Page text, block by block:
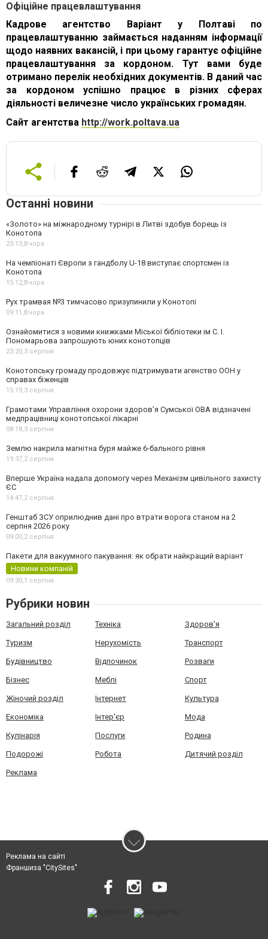
Офіційне працевлаштування
Кадрове агентство Варіант у Полтаві по
працевлаштуванню займається наданням інформації
щодо наявних вакансій, і при цьому гарантує офіційне
працевлаштування за кордоном. Тут вами буде
отримано перелік необхідних документів. В даний час
за кордоном успішно працює в різних сферах
діяльності величезне число українських громадян.
Сайт агентства http://work.poltava.ua
Останні новини
«Золото» на міжнародному турнірі в Литві здобув борець із
Конотопа
23:13,Вчора
На чемпіонаті Європи з гандболу U-18 виступає спортсмен із
Конотопа
15:12,Вчора
Рух трамвая №3 тимчасово призупинили у Конотопі
09:11,Вчора
Ознайомитися з новими книжками Міської бібліотеки ім С. І.
Пономарьова запрошують юних конотопців
23:20,3 серпня
Конотопську громаду продовжує підтримувати агенство ООН у
справах біженців
15:19,3 серпня
Грамотами Управління охорони здоров’я Сумської ОВА відзначені
медпрацівниці конотопської лікарні
08:18,3 серпня
Землю накрила магнітна буря майже 6-бального рівня
19:37,2 серпня
Вперше Україна надала допомогу через Механізм цивільного захисту
ЄС
14:47,2 серпня
Генштаб ЗСУ оприлюднив дані про втрати ворога станом на 2
серпня 2026 року
09:00,2 серпня
Пакети для вакуумного пакування: як обрати найкращий варіант
Новини компаній
09:30,1 серпня
Рубрики новин
Загальний розділ Техніка Здоров'я
Туризм Нерухомість Транспорт
Будівництво Відпочинок Розваги
Бізнес Меблі Спорт
Жіночий розділ Інтернет Культура
Економіка Інтер'єр Мода
Кулінарія Послуги Родина
Подорожі Робота Дитячий розділ
Реклама
Реклама на сайті
Франшиза "CitySites"